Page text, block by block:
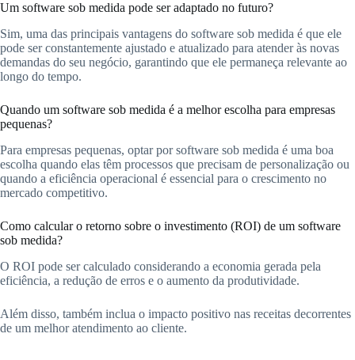
Um software sob medida pode ser adaptado no futuro?
Sim, uma das principais vantagens do software sob medida é que ele
pode ser constantemente ajustado e atualizado para atender às novas
demandas do seu negócio, garantindo que ele permaneça relevante ao
longo do tempo.
Quando um software sob medida é a melhor escolha para empresas
pequenas?
Para empresas pequenas, optar por software sob medida é uma boa
escolha quando elas têm processos que precisam de personalização ou
quando a eficiência operacional é essencial para o crescimento no
mercado competitivo.
Como calcular o retorno sobre o investimento (ROI) de um software
sob medida?
O ROI pode ser calculado considerando a economia gerada pela
eficiência, a redução de erros e o aumento da produtividade.
Além disso, também inclua o impacto positivo nas receitas decorrentes
de um melhor atendimento ao cliente.